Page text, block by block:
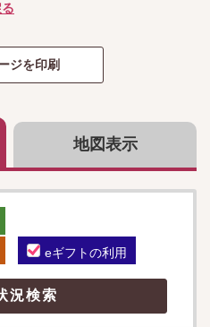
地図表示
eギフトの利用